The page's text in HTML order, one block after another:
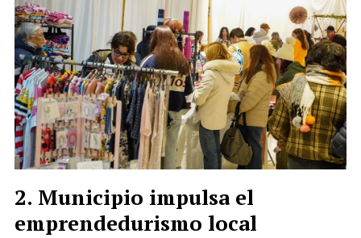
Municipio impulsa el
emprendedurismo local